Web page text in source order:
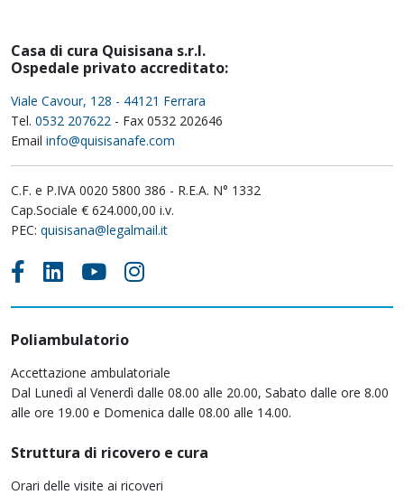
Casa di cura Quisisana s.r.l.
Ospedale privato accreditato:
Viale Cavour, 128 - 44121 Ferrara
Tel. 0532 207622 - Fax 0532 202646
Email info@quisisanafe.com
C.F. e P.IVA 0020 5800 386 - R.E.A. N° 1332
Cap.Sociale € 624.000,00 i.v.
PEC: quisisana@legalmail.it
Poliambulatorio
Accettazione ambulatoriale
Dal Lunedì al Venerdì dalle 08.00 alle 20.00, Sabato dalle ore 8.00
alle ore 19.00 e Domenica dalle 08.00 alle 14.00.
Struttura di ricovero e cura
Orari delle visite ai ricoveri